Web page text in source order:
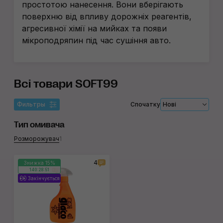
простотою нанесення. Вони вберігають
поверхню від впливу дорожніх реагентів,
агресивної хімії на мийках та появи
мікроподряпин під час сушіння авто.
Всі товари SOFT99
Фильтры Спочатку Нові
Тип омивача
Розморожувач1
Знижка 15%
140:28:51
Закінчується
4